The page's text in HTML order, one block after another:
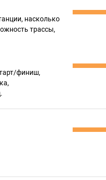
насколько
трассы,
финиш,